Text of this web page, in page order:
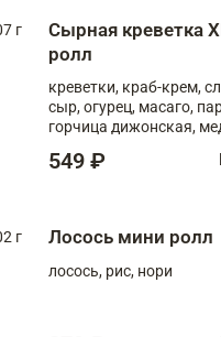
г
Сырная креветка
ролл
креветки, краб-крем,
сыр, огурец, масаго,
горчица дижонская,
549 ₽
г
Лосось мини ролл
лосось, рис, нори